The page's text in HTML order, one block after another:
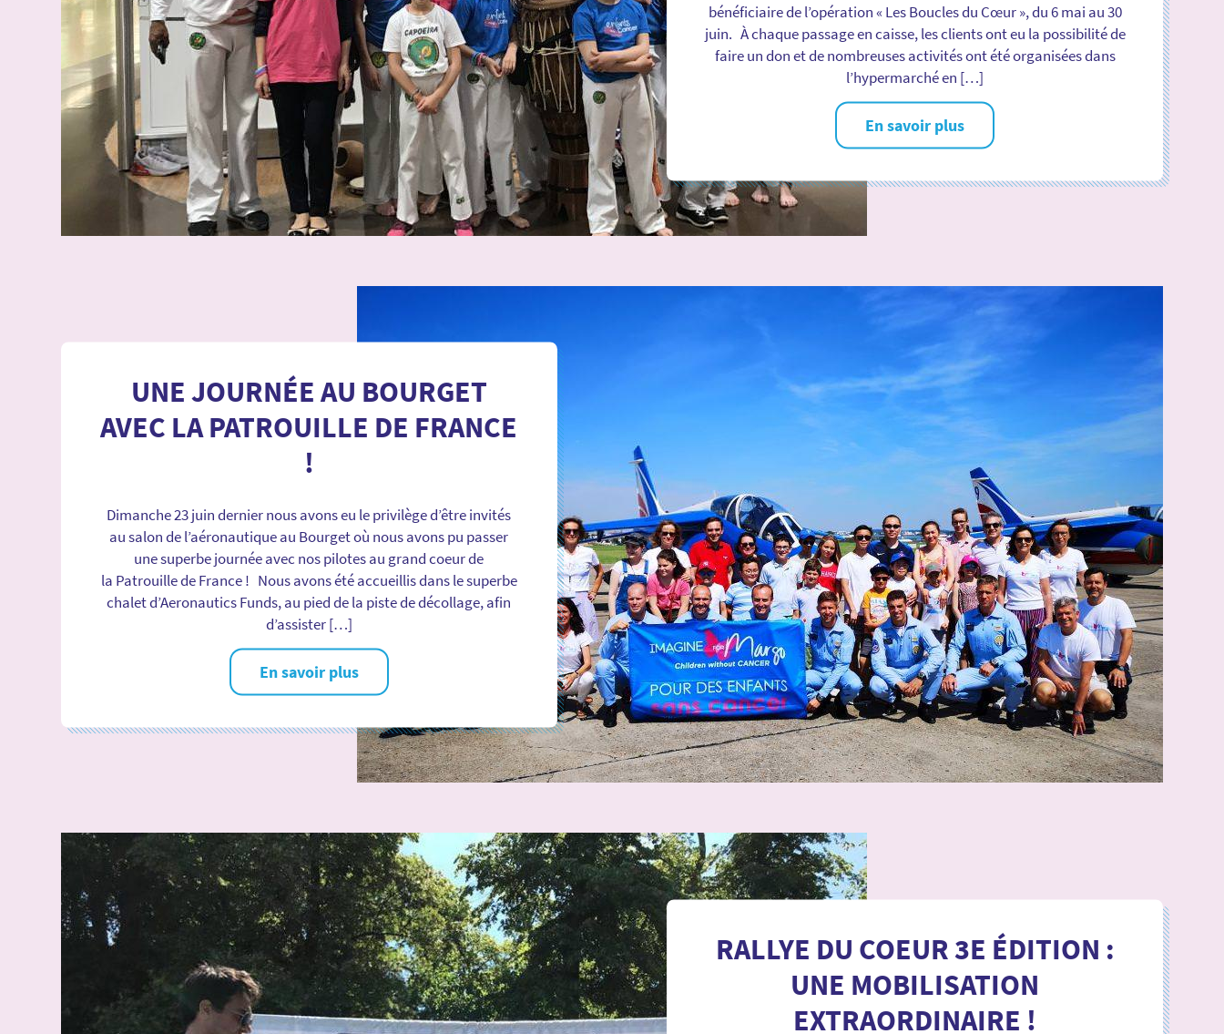
bénéficiaire de l’opération « Les Boucles du Cœur », du 6 mai au 30
juin. À chaque passage en caisse, les clients ont eu la possibilité de
faire un don et de nombreuses activités ont été organisées dans
l’hypermarché en […]
En savoir plus
UNE JOURNÉE AU BOURGET
AVEC LA PATROUILLE DE FRANCE
!
Dimanche 23 juin dernier nous avons eu le privilège d’être invités
au salon de l’aéronautique au Bourget où nous avons pu passer
une superbe journée avec nos pilotes au grand coeur de
la Patrouille de France ! Nous avons été accueillis dans le superbe
chalet d’Aeronautics Funds, au pied de la piste de décollage, afin
d’assister […]
En savoir plus
RALLYE DU COEUR 3E ÉDITION :
UNE MOBILISATION
EXTRAORDINAIRE !